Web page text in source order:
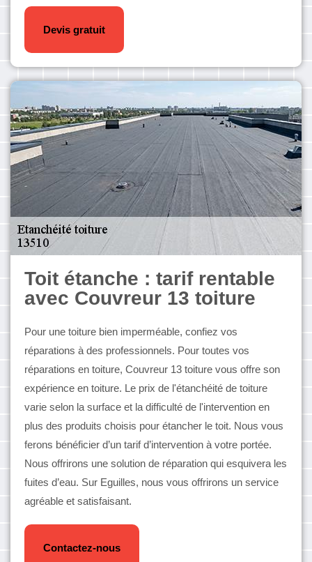
Devis gratuit
Toit étanche : tarif rentable
avec Couvreur 13 toiture
Pour une toiture bien imperméable, confiez vos
réparations à des professionnels. Pour toutes vos
réparations en toiture, Couvreur 13 toiture vous offre son
expérience en toiture. Le prix de l'étanchéité de toiture
varie selon la surface et la difficulté de l'intervention en
plus des produits choisis pour étancher le toit. Nous vous
ferons bénéficier d’un tarif d’intervention à votre portée.
Nous offrirons une solution de réparation qui esquivera les
fuites d’eau. Sur Eguilles, nous vous offrirons un service
agréable et satisfaisant.
Contactez-nous